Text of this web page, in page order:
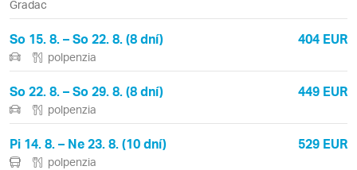
Gradac
So 15. 8. – So 22. 8. (8 dní) 404 EUR
polpenzia
So 22. 8. – So 29. 8. (8 dní) 449 EUR
polpenzia
Pi 14. 8. – Ne 23. 8. (10 dní) 529 EUR
polpenzia